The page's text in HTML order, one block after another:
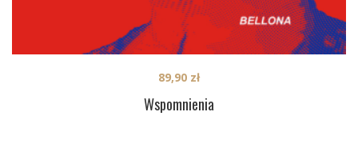
Wspomnienia
89,90 zł